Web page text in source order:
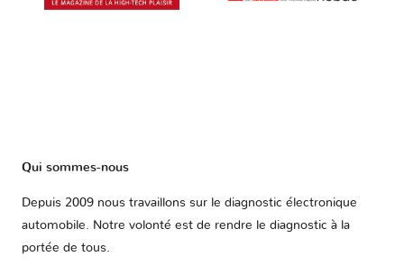
Qui sommes-nous
Depuis 2009 nous travaillons sur le diagnostic électronique
automobile. Notre volonté est de rendre le diagnostic à la
portée de tous.